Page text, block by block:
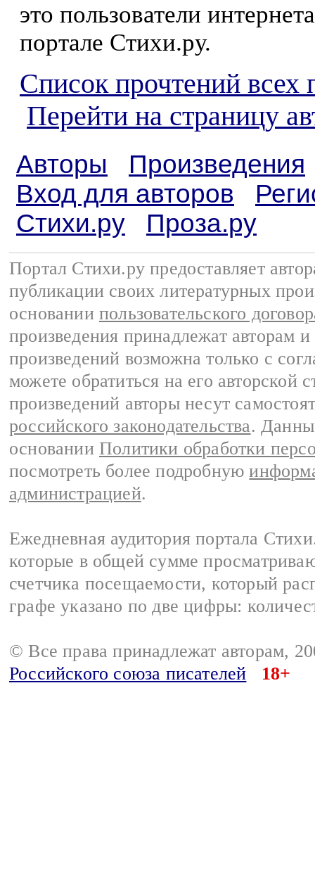
это пользователи
портале Стихи.ру.
Список прочтений всех
Перейти на страницу
Авторы
Произведения
Вход для авторов
Стихи.ру
Проза.ру
Портал Стихи.ру предоставляет
публикации своих литературных
основании пользовательского
произведения принадлежат авторам
произведений возможна только с
можете обратиться на его авторской
произведений авторы несут
российского законодательства.
основании Политики обработки
посмотреть более подробную
администрацией.
Ежедневная аудитория портала
которые в общей сумме
счетчика посещаемости, который
графе указано по две цифры:
© Все права принадлежат авторам,
Российского союза писателей
18+